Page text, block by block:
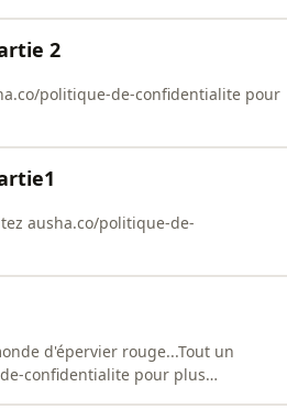
2
politique-de-confidentialite pour
ausha.co/politique-de-
d'épervier rouge...Tout un
confidentialite pour plus